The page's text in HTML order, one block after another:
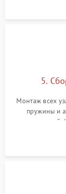
5.
Монтаж всех
пружины и
надежной
герметиком